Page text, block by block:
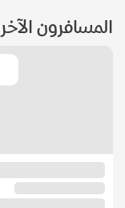
المسافرون